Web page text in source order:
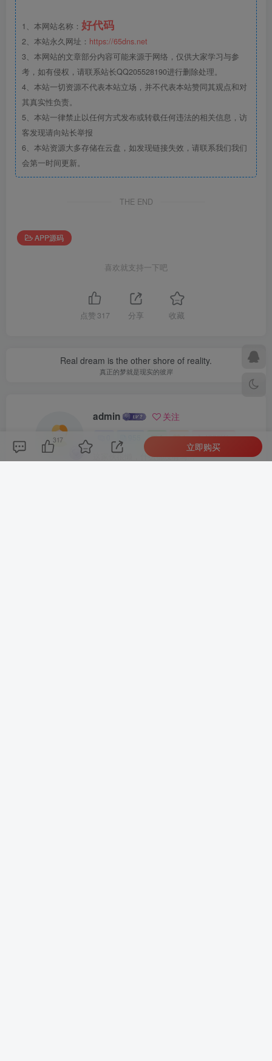
1、本网站名称： 好代码
2、本站永久网址： https://65dns.net
3、本网站的文章部分内容可能来源于网络，仅供大家学习与参
考，如有侵权，请联系站长QQ205528190进行删除处理。
4、本站一切资源不代表本站立场，并不代表本站赞同其观点和对
其真实性负责。
5、本站一律禁止以任何方式发布或转载任何违法的相关信息，访
客发现请向站长举报
6、本站资源大多存储在云盘，如发现链接失效，请联系我们我们
会第一时间更新。
THE END
APP源码
喜欢就支持一下吧
点赞 317 分享 收藏
Real dream is the other shore of reality.
真正的梦就是现实的彼岸
admin 关注
1 1 4395W+
这家伙很懒，什么都没有写...
317
立即购买